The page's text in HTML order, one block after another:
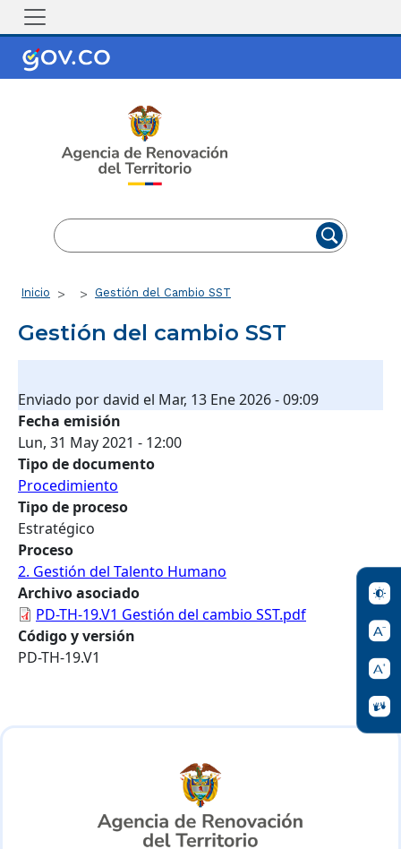
Pasar al contenido principal
Ruta de navegación
Inicio Gestión del Cambio SST
Gestión del cambio SST
Enviado pordavid el Mar, 13 Ene 2026 - 09:09
Fecha emisión
Lun, 31 May 2021 - 12:00
Tipo de documento
Procedimiento
Tipo de proceso
Estratégico
Proceso
2. Gestión del Talento Humano
Archivo asociado
PD-TH-19.V1 Gestión del cambio SST.pdf
Código y versión
PD-TH-19.V1